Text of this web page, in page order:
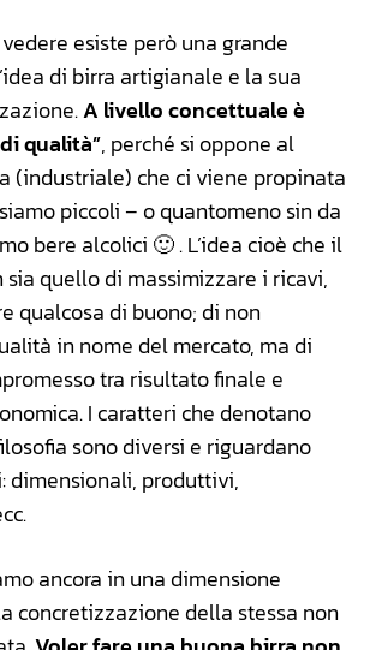
esiste però una grande
di birra artigianale e la sua
A livello concettuale è
qualità”, perché si oppone al
(industriale) che ci viene propinata
piccoli – o quantomeno sin da
bere alcolici 🙂 . L’idea cioè che il
quello di massimizzare i ricavi,
qualcosa di buono; di non
in nome del mercato, ma di
tra risultato finale e
I caratteri che denotano
sono diversi e riguardano
dimensionali, produttivi,
ancora in una dimensione
concretizzazione della stessa non